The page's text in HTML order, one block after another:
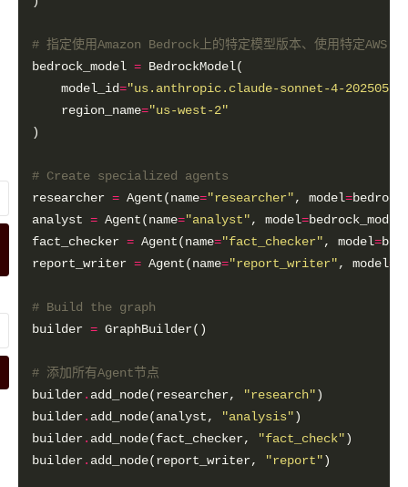
# 指定使用Amazon Bedrock上的特定模型版本、使用特定AWS
bedrock_model =
    model_id
="us.anthropic.claude-sonnet-4-
    region_name
="us-west-2"
# Create specialized agents
researcher = Agent(name="researcher", model=
analyst = Agent(name="analyst", model=
fact_checker = Agent(name="fact_checker", model=
report_writer = Agent(name="report_writer", model=
# Build the graph
builder =
# 添加所有Agent节点
builder. add_node(researcher, "research"
builder. add_node(analyst, "analysis"
builder. add_node(fact_checker, "fact_check"
builder. add_node(report_writer, "report"